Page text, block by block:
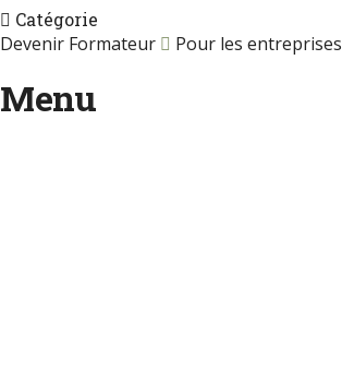
Catégorie
Devenir Formateur Pour les entreprises
Menu